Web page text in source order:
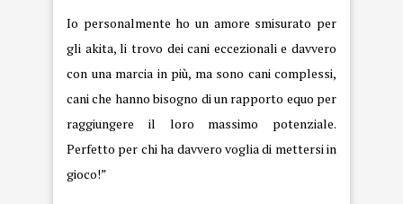
Io personalmente ho un amore smisurato per
gli akita, li trovo dei cani eccezionali e davvero
con una marcia in più, ma sono cani complessi,
cani che hanno bisogno di un rapporto equo per
raggiungere il loro massimo potenziale.
Perfetto per chi ha davvero voglia di mettersi in
gioco!”